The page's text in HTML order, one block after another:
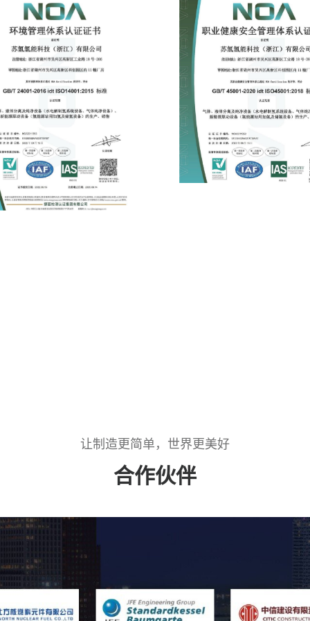
让制造更简单，世界更美好
合作伙伴